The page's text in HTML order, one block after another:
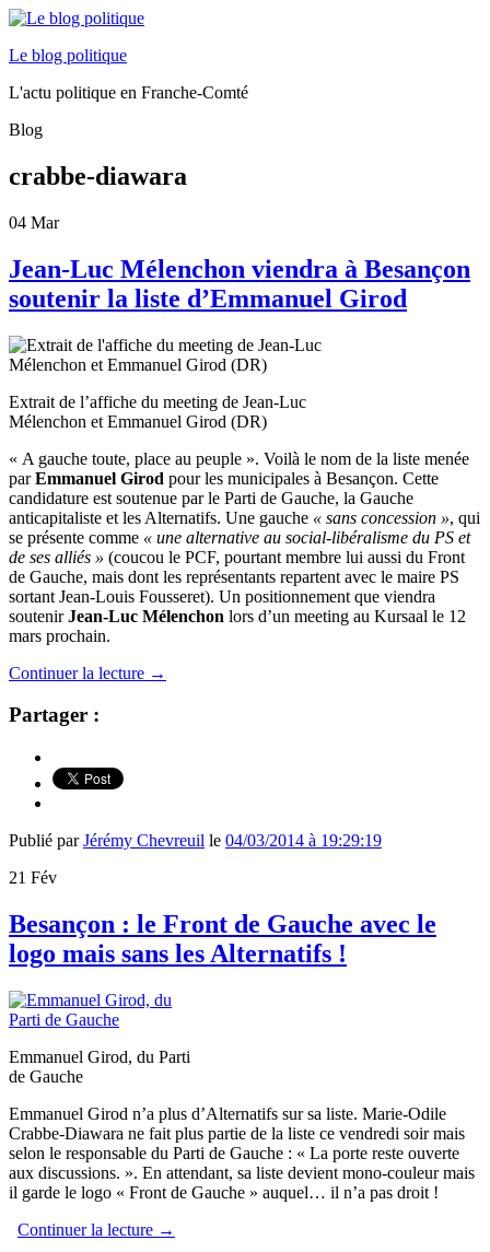
Le blog politique
L'actu politique en Franche-Comté
Blog
crabbe-diawara
04 Mar
Jean-Luc Mélenchon viendra à Besançon
soutenir la liste d’Emmanuel Girod
Extrait de l’affiche du meeting de Jean-Luc
Mélenchon et Emmanuel Girod (DR)
« A gauche toute, place au peuple ». Voilà le nom de la liste menée
parEmmanuel Girod pour les municipales à Besançon. Cette
candidature est soutenue par le Parti de Gauche, la Gauche
anticapitaliste et les Alternatifs. Une gauche « sans concession », qui
se présente comme « une alternative au social-libéralisme du PS et
de ses alliés » (coucou le PCF, pourtant membre lui aussi du Front
de Gauche, mais dont les représentants repartent avec le maire PS
sortant Jean-Louis Fousseret). Un positionnement que viendra
soutenirJean-Luc Mélenchon lors d’un meeting au Kursaal le 12
mars prochain.
Continuer la lecture →
Partager :
Publié parJérémy Chevreuil le 04/03/2014 à 19:29:19
21 Fév
Besançon : le Front de Gauche avec le
logo mais sans les Alternatifs !
Emmanuel Girod, du Parti
de Gauche
Emmanuel Girod n’a plus d’Alternatifs sur sa liste. Marie-Odile
Crabbe-Diawara ne fait plus partie de la liste ce vendredi soir mais
selon le responsable du Parti de Gauche : « La porte reste ouverte
aux discussions. ». En attendant, sa liste devient mono-couleur mais
il garde le logo « Front de Gauche » auquel… il n’a pas droit !
Continuer la lecture →